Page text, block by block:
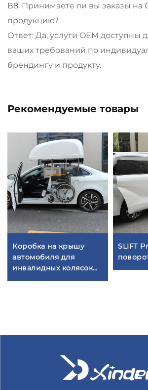
В8. Принимаете ли вы заказы на
продукцию?
Ответ: Да, услуги OEM доступны
ваших требований по
брендингу и продукту.
Рекомендуемые товары
Коробка на крышу
автомобиля для
инвалидных колясок
WCT
SLIFT